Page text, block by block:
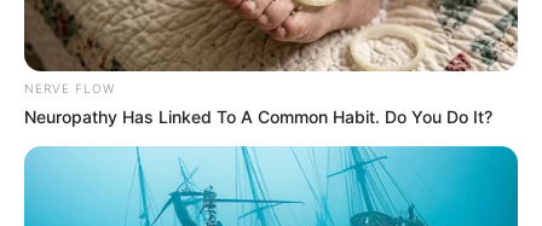
Lage des Schlosses:
Hier kann die
werden, auch vomaktuellen Standort aus. Außerdem
bieten wir die GPS-Daten als Wegpunkt zum
im GPX-Format
an, für den Import in Navigationsgeräten
und in Google Earth. Die GPS-Daten lauten: Latitude =
NERVE FLOW
Neuropathy Has Linked To A Common Habit. Do You Do It?